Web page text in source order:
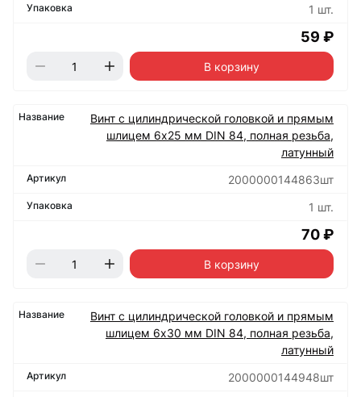
1 шт.
59 ₽
В корзину
Винт с цилиндрической головкой и прямым
шлицем 6х25 мм DIN 84, полная резьба,
латунный
2000000144863шт
1 шт.
70 ₽
В корзину
Винт с цилиндрической головкой и прямым
шлицем 6х30 мм DIN 84, полная резьба,
латунный
2000000144948шт